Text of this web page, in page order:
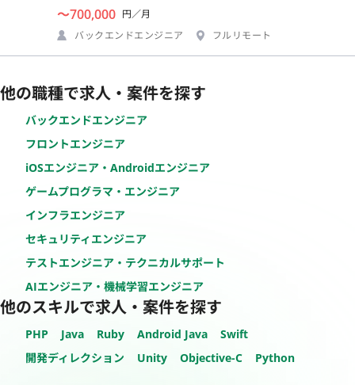
〜700,000 円／月
バックエンドエンジニア
フルリモート
他の職種で求人・案件を探す
バックエンドエンジニア
フロントエンジニア
iOSエンジニア・Androidエンジニア
ゲームプログラマ・エンジニア
インフラエンジニア
セキュリティエンジニア
テストエンジニア・テクニカルサポート
AIエンジニア・機械学習エンジニア
他のスキルで求人・案件を探す
PHP Java Ruby Android Java
Swift
開発ディレクション
Unity Objective-C Python